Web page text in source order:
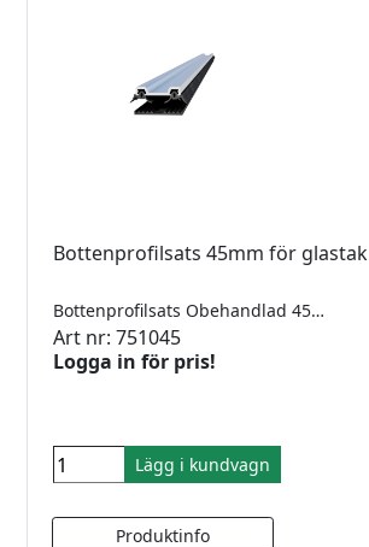
Bottenprofilsats 45mm för glastak
Bottenprofilsats Obehandlad 45mm 5000mm
Art nr: 751045
Logga in för pris!
Lägg i kundvagn